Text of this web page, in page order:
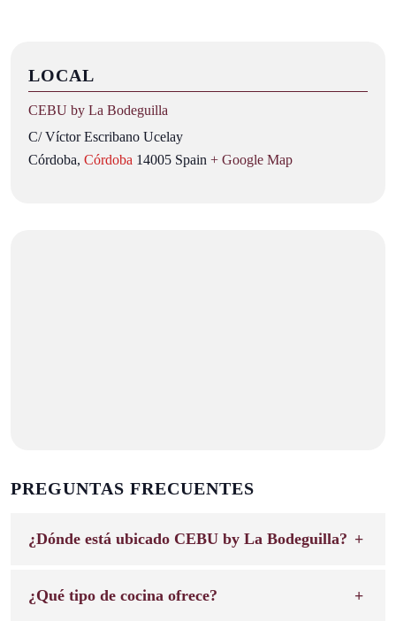
LOCAL
CEBU by La Bodeguilla
C/ Víctor Escribano Ucelay
Córdoba, Córdoba 14005 Spain + Google Map
PREGUNTAS FRECUENTES
¿Dónde está ubicado CEBU by La Bodeguilla?
¿Qué tipo de cocina ofrece?